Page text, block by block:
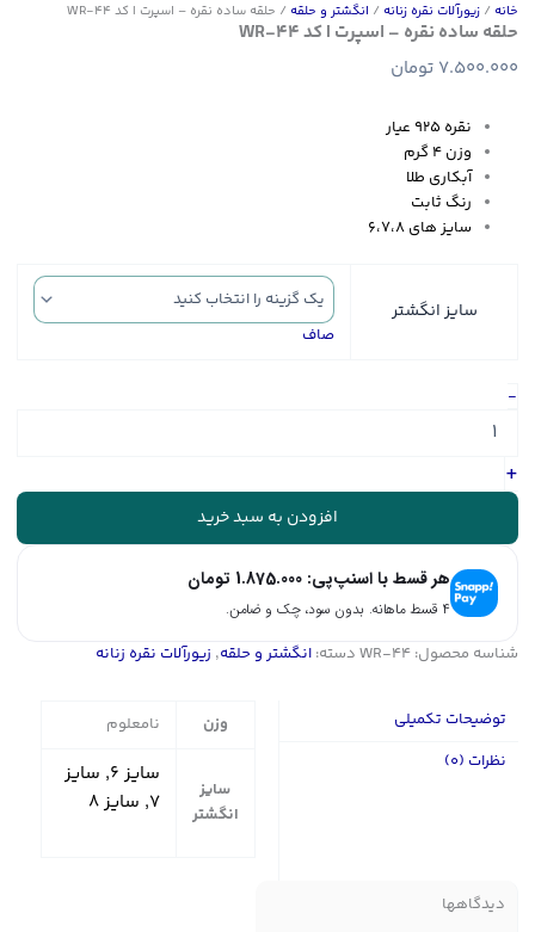
خانه / زیورآلات نقره زنانه / انگشتر و حلقه / حلقه ساده نقره – اسپرت | کد WR-44
حلقه ساده نقره – اسپرت | کد WR-44
7.500.000 تومان
نقره ۹۲۵ عیار
وزن ۴ گرم
آبکاری طلا
رنگ ثابت
سایز های ۶،۷،۸
سایز انگشتر
صاف
-
ساده
نقره
-
اسپرت
کد
44
عدد
+
افزودن به سبد خرید
هر قسط با اسنپ‌پی: 1.875.000 تومان
۴ قسط ماهانه. بدون سود، چک و ضامن.
شناسه محصول: WR-44 دسته: انگشتر و حلقه, زیورآلات نقره زنانه
توضیحات تکمیلی
نظرات (0)
وزن نامعلوم
سایز
انگشتر
سایز ۶, سایز
۷, سایز ۸
دیدگاهها